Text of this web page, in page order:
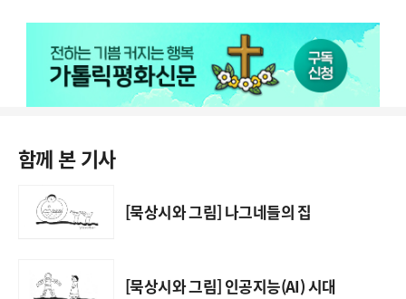
함께 본 기사
[묵상시와 그림] 나그네들의 집
[묵상시와 그림] 인공지능(AI) 시대